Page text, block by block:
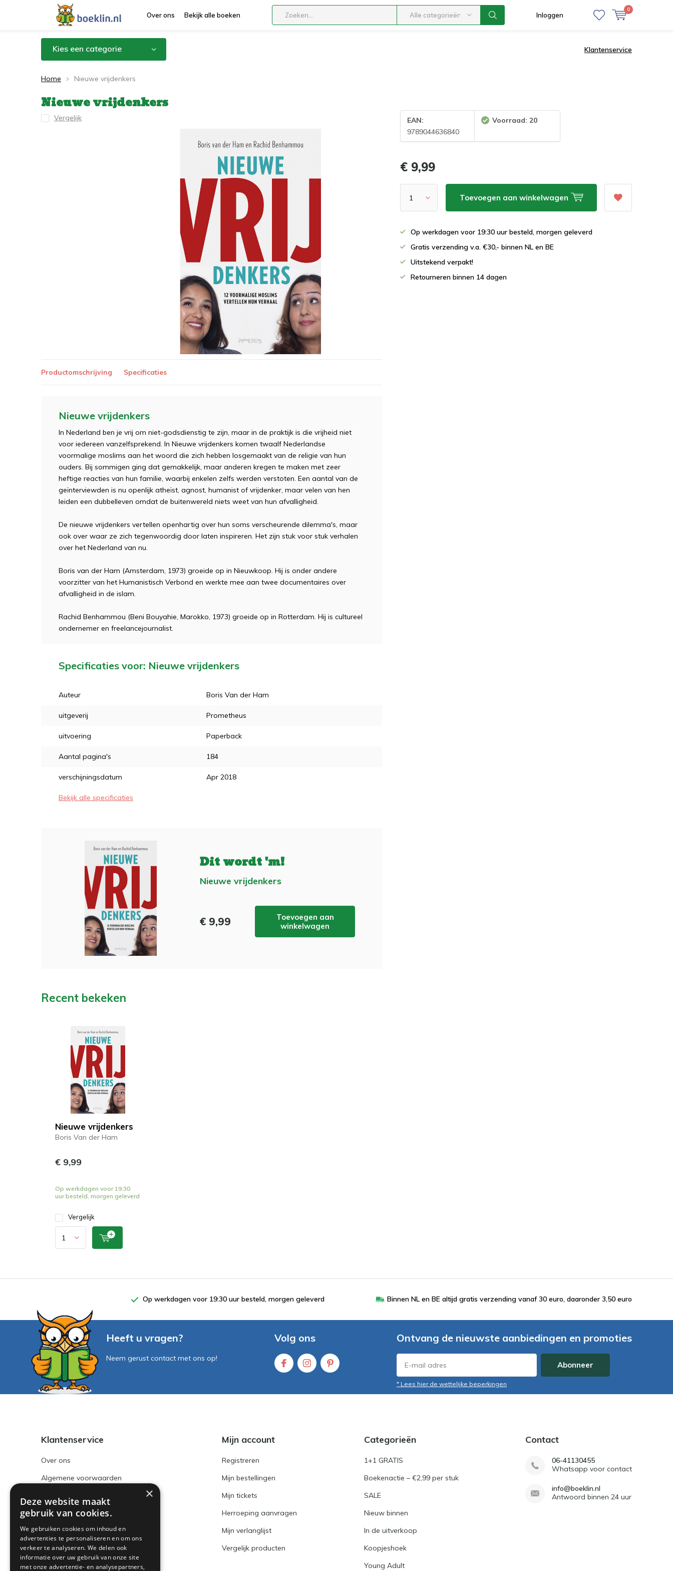
Over ons Bekijk alle boeken Alle categorieën Inloggen
0
Kies een categorie Klantenservice
Home Nieuwe vrijdenkers
Nieuwe vrijdenkers
Vergelijk
EAN:
9789044636840
Voorraad: 20
€ 9,99
Toevoegen aan winkelwagen
Op werkdagen voor 19:30 uur besteld, morgen geleverd
Gratis verzending v.a. €30,- binnen NL en BE
Uitstekend verpakt!
Retourneren binnen 14 dagen
Productomschrijving Specificaties
Nieuwe vrijdenkers
In Nederland ben je vrij om niet-godsdienstig te zijn, maar in de praktijk is die vrijheid niet
voor iedereen vanzelfsprekend. In Nieuwe vrijdenkers komen twaalf Nederlandse
voormalige moslims aan het woord die zich hebben losgemaakt van de religie van hun
ouders. Bij sommigen ging dat gemakkelijk, maar anderen kregen te maken met zeer
heftige reacties van hun familie, waarbij enkelen zelfs werden verstoten. Een aantal van de
geïnterviewden is nu openlijk atheïst, agnost, humanist of vrijdenker, maar velen van hen
leiden een dubbelleven omdat de buitenwereld niets weet van hun afvalligheid.
De nieuwe vrijdenkers vertellen openhartig over hun soms verscheurende dilemma's, maar
ook over waar ze zich tegenwoordig door laten inspireren. Het zijn stuk voor stuk verhalen
over het Nederland van nu.
Boris van der Ham (Amsterdam, 1973) groeide op in Nieuwkoop. Hij is onder andere
voorzitter van het Humanistisch Verbond en werkte mee aan twee documentaires over
afvalligheid in de islam.
Rachid Benhammou (Beni Bouyahie, Marokko, 1973) groeide op in Rotterdam. Hij is cultureel
ondernemer en freelancejournalist.
Specificaties voor: Nieuwe vrijdenkers
Auteur Boris Van der Ham
uitgeverij Prometheus
uitvoering Paperback
Aantal pagina's 184
verschijningsdatum Apr 2018
Bekijk alle specificaties
Dit wordt 'm!
Nieuwe vrijdenkers
€ 9,99
Toevoegen aan
winkelwagen
Recent bekeken
Nieuwe vrijdenkers
Boris Van der Ham
€ 9,99
Op werkdagen voor 19:30
uur besteld, morgen geleverd
Vergelijk
Op werkdagen voor 19:30 uur besteld, morgen geleverd Binnen NL en BE altijd gratis verzending vanaf 30 euro, daaronder 3,50 euro
Heeft u vragen?
Neem gerust contact met ons op!
Volg ons Ontvang de nieuwste aanbiedingen en promoties
Abonneer
* Lees hier de wettelijke beperkingen
Klantenservice
Over ons
Algemene voorwaarden
Privacy Policy
Betaalmethoden en BTW nummer
Verzenden & retourneren
Klantenservice
Mijn account
Registreren
Mijn bestellingen
Mijn tickets
Herroeping aanvragen
Mijn verlanglijst
Vergelijk producten
Categorieën
1+1 GRATIS
Boekenactie – €2,99 per stuk
SALE
Nieuw binnen
In de uitverkoop
Koopjeshoek
Young Adult
Contact
06-41130455
Whatsapp voor contact
info@boeklin.nl
Antwoord binnen 24 uur
×
Deze website maakt
gebruik van cookies.
We gebruiken cookies om inhoud en
advertenties te personaliseren en om ons
verkeer te analyseren. We delen ook
informatie over uw gebruik van onze site
met onze advertentie- en analysepartners,